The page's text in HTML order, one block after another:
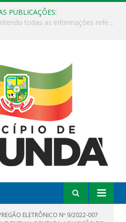
PUBLICAÇÕES:
ESF Alto Paraíso é reinaugurada e passa a funcionar em horário estendido
ELETRÔNICO Nº 9/2022-007